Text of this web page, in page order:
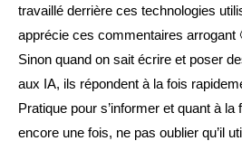
travaillé derrière ces technologies
apprécie ces commentaires arrogant
Sinon quand on sait écrire et poser
aux IA, ils répondent à la fois
Pratique pour s’informer et quant à
encore une fois, ne pas oublier qu’il